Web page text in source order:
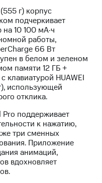
г) корпус
подчеркивает
10 100 мА·ч
работы,
66 Вт
в белом и зеленом
памяти 12 ГБ +
клавиатурой HUAWEI
использующей
отклика.
Pro поддерживает
к нажатию,
три сменных
Приложение
анимаций,
вдохновляет